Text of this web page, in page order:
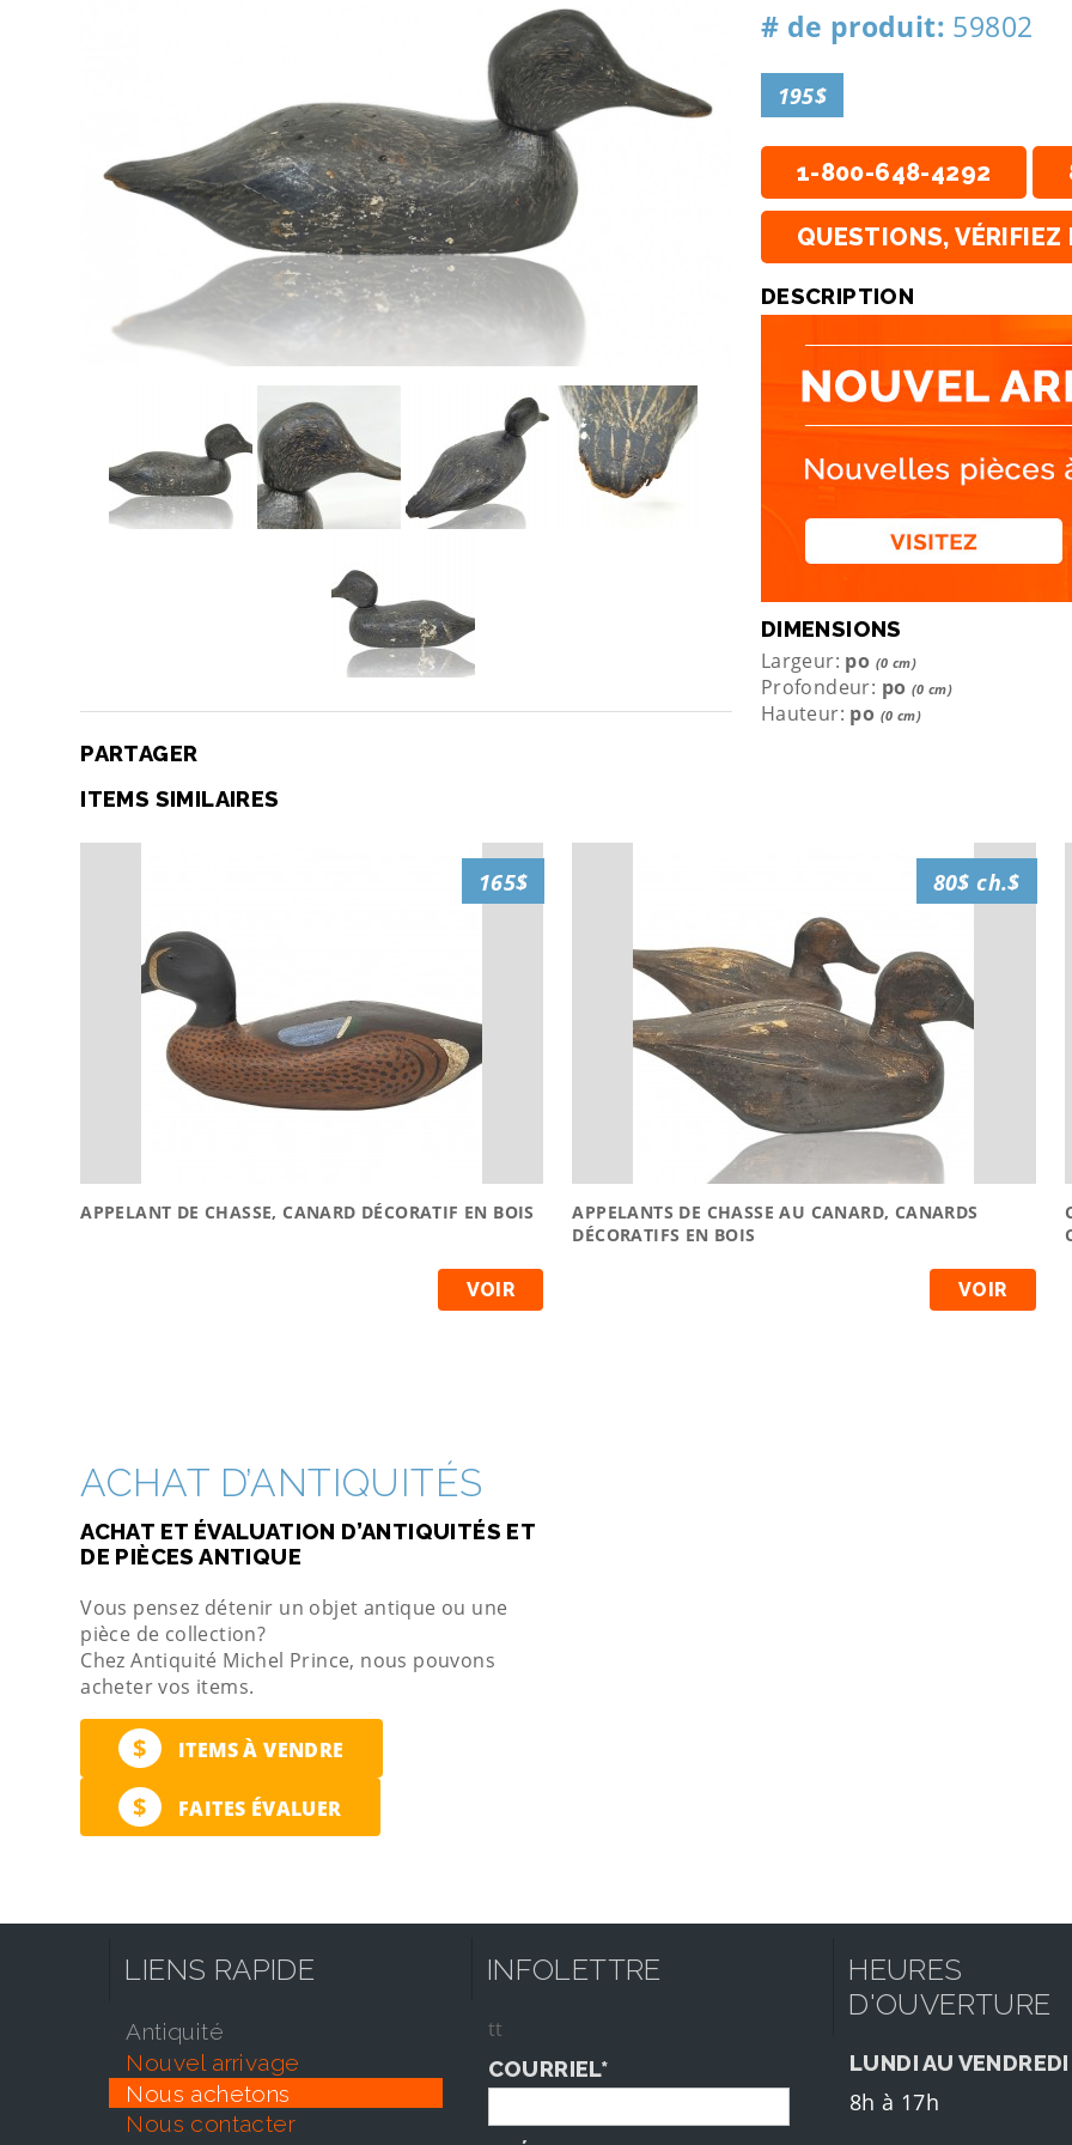
PARTAGER
# de produit: 59802
195$
1-800-648-4292
QUESTIONS,
DESCRIPTION
DIMENSIONS
Largeur: po (0 cm)
Profondeur: po (0 cm)
Hauteur: po (0 cm)
ITEMS SIMILAIRES
APPELANT DE CHASSE, CANARD DÉCORATIF EN BOIS
VOIR
165$
APPELANTS DE CHASSE AU CANARD, CANARDS
DÉCORATIFS EN BOIS
VOIR
80$ ch.$
ACHAT D’ANTIQUITÉS
ACHAT ET ÉVALUATION D’ANTIQUITÉS ET
DE PIÈCES ANTIQUE
Vous pensez détenir un objet antique ou une
pièce de collection?
Chez Antiquité Michel Prince, nous pouvons
acheter vos items.
$ ITEMS À VENDRE
$ FAITES ÉVALUER
LIENS RAPIDE
antiquité
nouvel arrivage
nous achetons
nous contacter
INFOLETTRE
tt
COURRIEL*
HEURES
D'OUVERTURE
LUNDI AU VENDREDI
8h à 17h